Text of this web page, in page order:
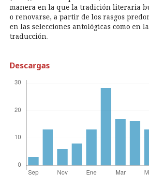
manera en la que la tradición literaria
o renovarse, a partir de los rasgos
en las selecciones antológicas como en
traducción.
Descargas